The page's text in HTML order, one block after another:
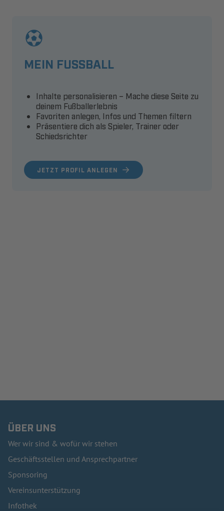
MEIN FUSSBALL
JETZT PROFIL ANLEGEN
Inhalte personalisieren – Mache diese Seite zu
deinem Fußballerlebnis
Favoriten anlegen, Infos und Themen filtern
Präsentiere dich als Spieler, Trainer oder
Schiedsrichter
ÜBER UNS
Wer wir sind & wofür wir stehen
Geschäftsstellen und Ansprechpartner
Sponsoring
Vereinsunterstützung
Infothek